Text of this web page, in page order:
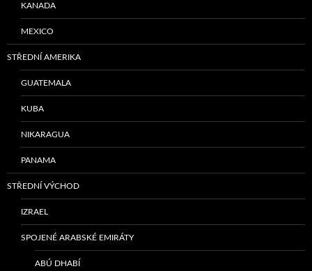
KANADA
MEXICO
STŘEDNÍ AMERIKA
GUATEMALA
KUBA
NIKARAGUA
PANAMA
STŘEDNÍ VÝCHOD
IZRAEL
SPOJENÉ ARABSKÉ EMIRÁTY
ABÚ DHABÍ